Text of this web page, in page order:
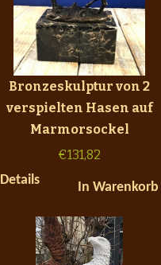
Bronzeskulptur von 2
verspielten Hasen auf
Marmorsockel
€131,82
Details
In Warenkorb